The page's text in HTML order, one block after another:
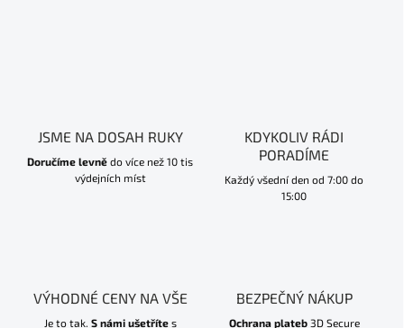
JSME NA DOSAH RUKY
Doručíme levně do více než 10 tis
výdejních míst
KDYKOLIV RÁDI
PORADÍME
Každý všední den od 7:00 do
15:00
VÝHODNÉ CENY NA VŠE
Je to tak. S námi ušetřítes
BEZPEČNÝ NÁKUP
Ochrana plateb3D Secure